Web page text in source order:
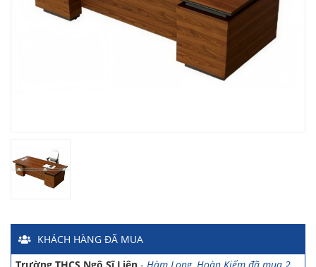
KHÁCH HÀNG ĐÃ MUA
Ngõ 88 Phố Ngọc Hà đã mua 7 giờ trước
Anh Thảo
Chị Ánh-Số 9 Ngô Quyền đã mua 4 ngày trước
Chị Mai -Khu biệt thự Vincom Đường Hoa Lan đã mua 2 giờ
Anh Nam
33 Đại Cổ Việt đã mua 15 giờ trước
Anh Hùng- 26 Hàng Bài đã mua 1 ngày trước